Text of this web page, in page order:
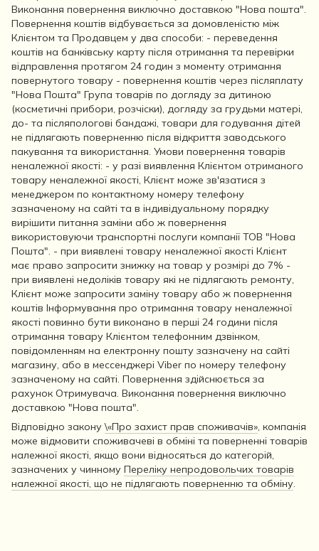
Виконання повернення виключно доставкою "Нова пошта".
Повернення коштів відбувається за домовленістю між
Клієнтом та Продавцем у два способи: - переведення
коштів на банківську карту після отримання та перевірки
відправлення протягом 24 годин з моменту отримання
повернутого товару - повернення коштів через післяплату
"Нова Пошта" Група товарів по догляду за дитиною
(косметичні прибори, розчіски), догляду за грудьми матері,
до- та післяпологові бандажі, товари для годування дітей
не підлягають поверненню після відкриття заводського
пакування та використання. Умови повернення товарів
неналежної якості: - у разі виявлення Клієнтом отриманого
товару неналежної якості, Клієнт може зв'язатися з
менеджером по контактному номеру телефону
зазначеному на сайті та в індивідуальному порядку
вирішити питання заміни або ж повернення
використовуючи транспортні послуги компанії ТОВ "Нова
Пошта". - при виявлені товару неналежної якості Клієнт
має право запросити знижку на товар у розмірі до 7% -
при виявлені недоліків товару які не підлягають ремонту,
Клієнт може запросити заміну товару або ж повернення
коштів Інформування про отримання товару неналежної
якості повинно бути виконано в перші 24 години після
отримання товару Клієнтом телефонним дзвінком,
повідомленням на електронну пошту зазначену на сайті
магазину, або в мессенджері Viber по номеру телефону
зазначеному на сайті. Повернення здійснюється за
рахунок Отримувача. Виконання повернення виключно
доставкою "Нова пошта".
Відповідно закону\«Про захист прав споживачів», компанія
може відмовити споживачеві в обміні та поверненні товарів
належної якості, якщо вони відносяться до категорій,
зазначених у чинному Переліку непродовольчих товарів
належної якості, що не підлягають поверненню та обміну.